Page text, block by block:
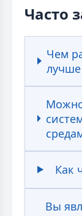
Часто
Чем
лучше
Как
Вы